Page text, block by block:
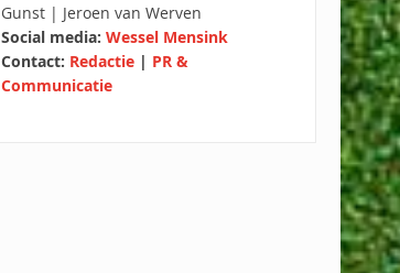
Gunst | Jeroen van Werven
Social media: Wessel Mensink
Contact: Redactie| PR &
Communicatie